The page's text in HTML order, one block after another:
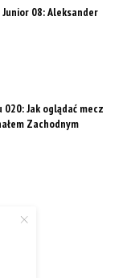
Junior 08: Aleksander
020: Jak oglądać mecz
Zachodnym